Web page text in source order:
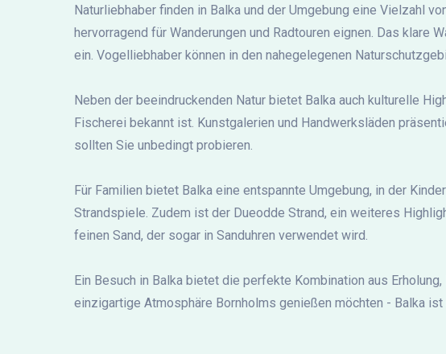
Naturliebhaber finden in Balka und der Umgebung eine Vielzahl
hervorragend für Wanderungen und Radtouren eignen. Das klare
ein. Vogelliebhaber können in den nahegelegenen
Neben der beeindruckenden Natur bietet Balka auch kulturelle
Fischerei bekannt ist. Kunstgalerien und Handwerksläden
sollten Sie unbedingt probieren.
Für Familien bietet Balka eine entspannte Umgebung, in der
Strandspiele. Zudem ist der Dueodde Strand, ein weiteres
feinen Sand, der sogar in Sanduhren verwendet wird.
Ein Besuch in Balka bietet die perfekte Kombination aus
einzigartige Atmosphäre Bornholms genießen möchten - Balka ist